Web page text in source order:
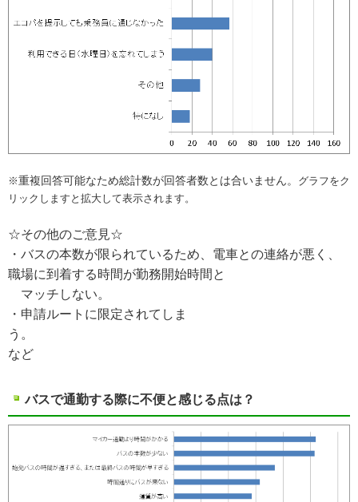
※重複回答可能なため総計数が回答者数とは合いません。
グラフをク
リックしますと拡大して表示されます。
☆その他のご意見☆
・バスの本数が限られているため、電車との連絡が悪く、
職場に到着する時間が勤務開始時間と
マッチしない。
・申請ルートに限定されてしま
う。
など
バスで通勤する際に不便と感じる点は？